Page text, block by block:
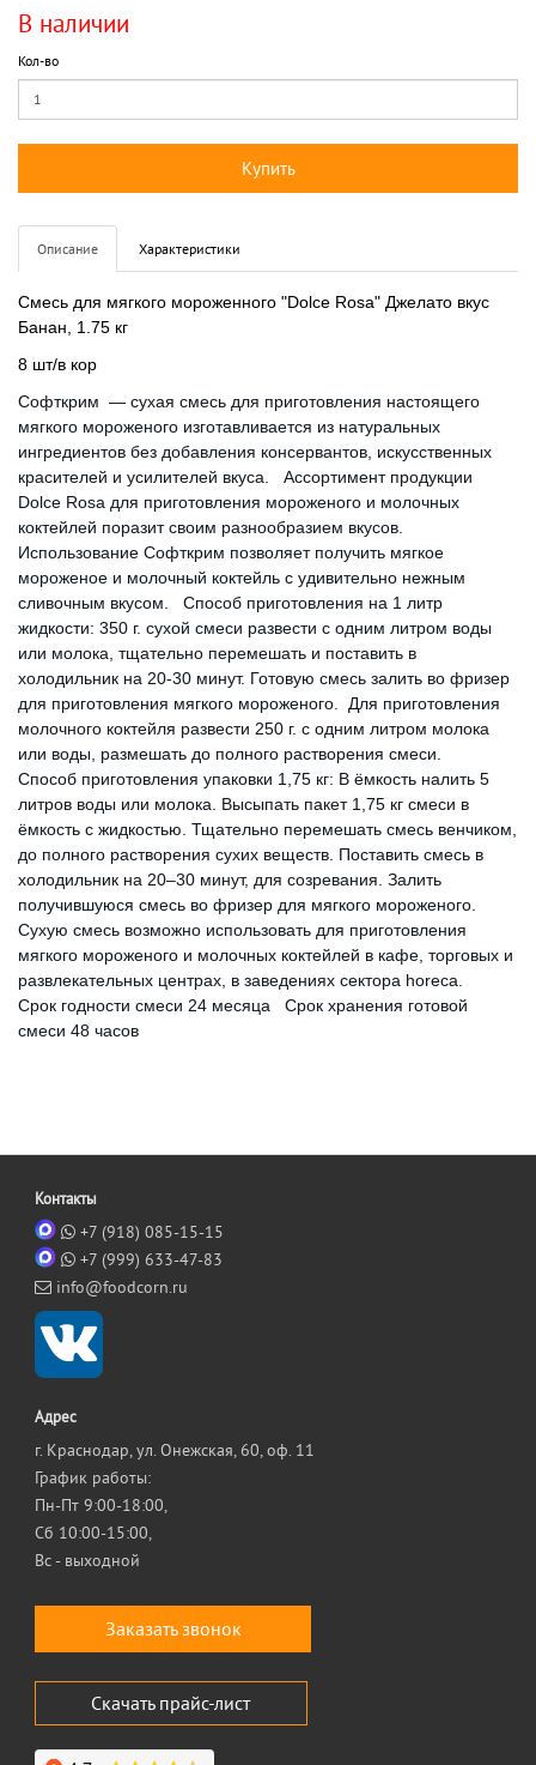
В наличии
Кол-во
Купить
Описание Характеристики
Смесь для мягкого мороженного "Dolce Rosa" Джелато вкус
Банан, 1.75 кг
8 шт/в кор
Софткрим — сухая смесь для приготовления настоящего
мягкого мороженого изготавливается из натуральных
ингредиентов без добавления консервантов, искусственных
красителей и усилителей вкуса. Ассортимент продукции
Dolce Rosa для приготовления мороженого и молочных
коктейлей поразит своим разнообразием вкусов.
Использование Софткрим позволяет получить мягкое
мороженое и молочный коктейль с удивительно нежным
сливочным вкусом. Способ приготовления на 1 литр
жидкости: 350 г. сухой смеси развести с одним литром воды
или молока, тщательно перемешать и поставить в
холодильник на 20-30 минут. Готовую смесь залить во фризер
для приготовления мягкого мороженого. Для приготовления
молочного коктейля развести 250 г. с одним литром молока
или воды, размешать до полного растворения смеси.
Способ приготовления упаковки 1,75 кг: В ёмкость налить 5
литров воды или молока. Высыпать пакет 1,75 кг смеси в
ёмкость с жидкостью. Тщательно перемешать смесь венчиком,
до полного растворения сухих веществ. Поставить смесь в
холодильник на 20–30 минут, для созревания. Залить
получившуюся смесь во фризер для мягкого мороженого.
Сухую смесь возможно использовать для приготовления
мягкого мороженого и молочных коктейлей в кафе, торговых и
развлекательных центрах, в заведениях сектора horeca.
Срок годности смеси 24 месяца Срок хранения готовой
смеси 48 часов
Контакты
+7 (918) 085-15-15
+7 (999) 633-47-83
info@foodcorn.ru
Адрес
г. Краснодар, ул. Онежская, 60, оф. 11
График работы:
Пн-Пт 9:00-18:00,
Сб 10:00-15:00,
Вс - выходной
Заказать звонок
Скачать прайс-лист